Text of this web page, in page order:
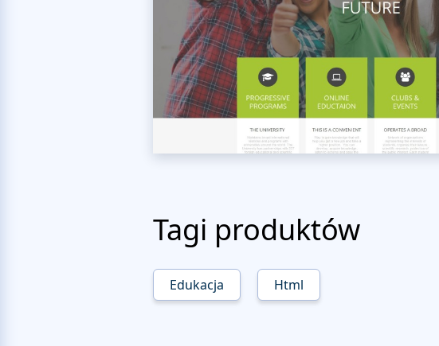
Tagi produktów
Edukacja Html